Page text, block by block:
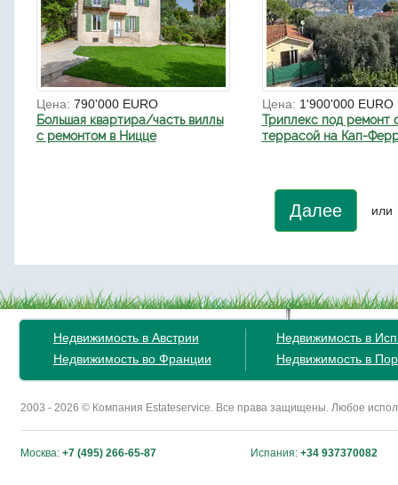
Цена: 790'000 EURO
Большая квартира/часть виллы
с ремонтом в Ницце
Цена: 1'900'000 EURO
Триплекс под ремонт
террасой на Кап-
Далее или
Недвижимость в Австрии
Недвижимость во Франции
Недвижимость в
Недвижимость в
2003 - 2026 © Компания Estateservice. Все права защищены. Любое
Москва: +7 (495) 266-65-87 Испания: +34 937370082